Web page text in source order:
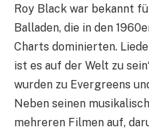
Roy Black war bekannt
Balladen, die in den
Charts dominierten.
ist es auf der Welt zu
wurden zu Evergreens
Neben seinen
mehreren Filmen auf,